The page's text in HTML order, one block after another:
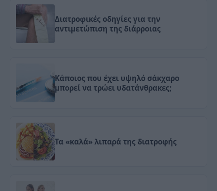
Διατροφικές οδηγίες για την
αντιμετώπιση της διάρροιας
Κάποιος που έχει υψηλό σάκχαρο
μπορεί να τρώει υδατάνθρακες;
Τα «καλά» λιπαρά της διατροφής